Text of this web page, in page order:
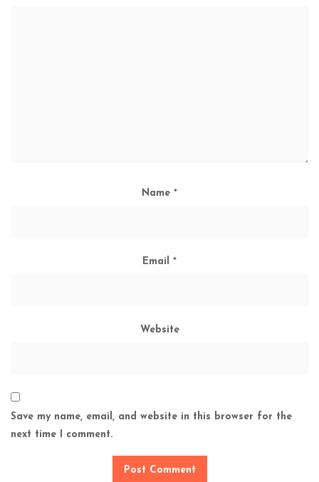
Name *
Email *
Website
Save my name, email, and website in this browser for the
next time I comment.